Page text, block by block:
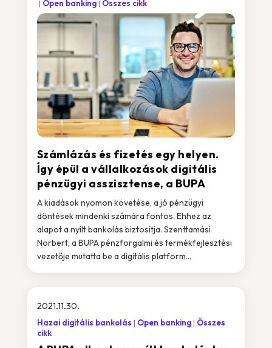
Számlázás és fizetés egy helyen.
Így épül a vállalkozások digitális
pénzügyi asszisztense, a BUPA
Open banking Összes cikk
A kiadások nyomon követése, a jó pénzügyi
döntések mindenki számára fontos. Ehhez az
alapot a nyílt bankolás biztosítja. Szenttamási
Norbert, a BUPA pénzforgalmi és termékfejlesztési
vezetője mutatta be a digitális platform...
2021.11.30.
Hazai digitális bankolás Open banking
Összes
cikk